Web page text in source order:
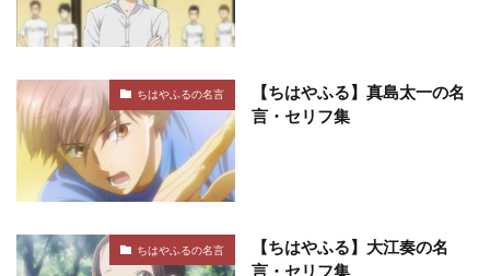
ちはやふるの名言
【ちはやふる】真島太一の名
言・セリフ集
ちはやふるの名言
【ちはやふる】大江奏の名
言・セリフ集